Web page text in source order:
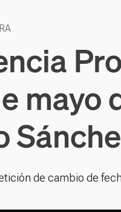
mayo
de cambio de